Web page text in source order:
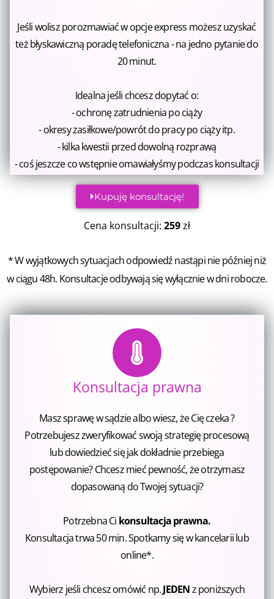
Jeśli wolisz porozmawiać w opcje express możesz uzyskać
też błyskawiczną poradę telefoniczna - na jedno pytanie do
20 minut.
Idealna jeśli chcesz dopytać o:
- ochronę zatrudnienia po ciąży
- okresy zasiłkowe/powrót do pracy po ciąży itp.
- kilka kwestii przed dowolną rozprawą
- coś jeszcze co wstępnie omawiałyśmy podczas konsultacji
Kupuję konsultację!
Cena konsultacji: 259zł
* W wyjątkowych sytuacjach odpowiedź nastąpi nie później niż
w ciągu 48h. Konsultacje odbywają się wyłącznie w dni robocze.
Konsultacja prawna
Masz sprawę w sądzie albo wiesz, żeCięczeka ?
Potrzebujesz zweryfikować swoją strategię procesową
lub dowiedzieć się jak dokładnie przebiega
postępowanie?Chcesz mieć pewność, że otrzymasz
dopasowaną do Twojej sytuacji?
Potrzebna Ci konsultacja prawna.
Konsultacja trwa 50 min. Spotkamy się w kancelarii lub
online*.
Wybierz jeśli chcesz omówić np.JEDENz poniższych